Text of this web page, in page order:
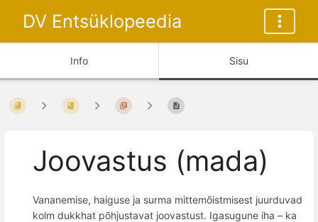
DV Entsüklopeedia
Info Sisu
Joovastus (mada)
Vananemise, haiguse ja surma mittemõistmisest juurduvad
kolm dukkhat põhjustavat joovastust. Igasugune iha – ka